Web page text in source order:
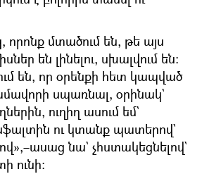
մտածում են, թե այս
են լինելու, սխալվում են։
են, որ օրենքի հետ կապված
սպառնալ, օրինակ`
ուղիղ ասում եմ`
ու կտանք պատերով`
նա` չհստակեցնելով`
ունի։